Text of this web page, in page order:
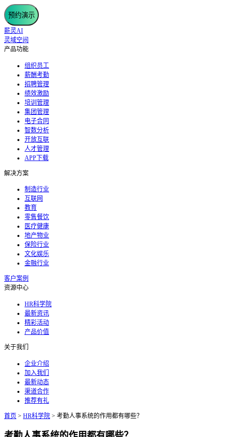
预约演示
薪灵AI
灵域空间
产品功能
组织员工
薪酬考勤
招聘管理
绩效激励
培训管理
集团管理
电子合同
智数分析
开放互联
人才管理
APP下载
解决方案
制造行业
互联网
教育
零售餐饮
医疗健康
地产物业
保险行业
文化娱乐
金融行业
客户案例
资源中心
HR科学院
最新资讯
精彩活动
产品价值
关于我们
企业介绍
加入我们
最新动态
渠道合作
推荐有礼
首页 > HR科学院 > 考勤人事系统的作用都有哪些？